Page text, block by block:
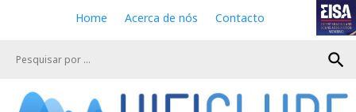
Home Acerca de nós Contacto
search